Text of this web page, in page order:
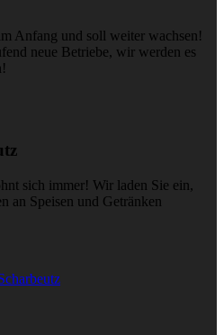
Anfang und soll weiter wachsen!
neue Betriebe, wir werden es
sich immer! Wir laden Sie ein,
an Speisen und Getränken